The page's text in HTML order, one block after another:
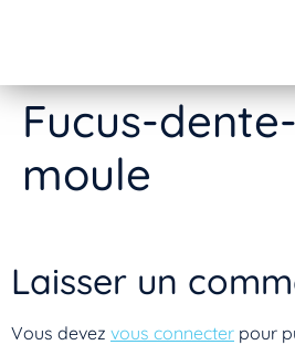
Fucus-
moule
Laisser un
Vous devez vous connecter pour